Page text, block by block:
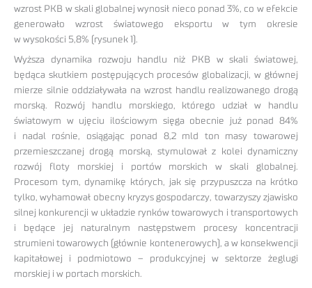
wzrost PKB w skali globalnej wynosił nieco ponad 3%, co w efekcie
generowało wzrost światowego eksportu w tym okresie
w wysokości 5,8% (rysunek 1).
Wyższa dynamika rozwoju handlu niż PKB w skali światowej,
będąca skutkiem postępujących procesów globalizacji, w głównej
mierze silnie oddziaływała na wzrost handlu realizowanego drogą
morską. Rozwój handlu morskiego, którego udział w handlu
światowym w ujęciu ilościowym sięga obecnie już ponad 84%
i nadal rośnie, osiągając ponad 8,2 mld ton masy towarowej
przemieszczanej drogą morską, stymulował z kolei dynamiczny
rozwój floty morskiej i portów morskich w skali globalnej.
Procesom tym, dynamikę których, jak się przypuszcza na krótko
tylko, wyhamował obecny kryzys gospodarczy, towarzyszy zjawisko
silnej konkurencji w układzie rynków towarowych i transportowych
i będące jej naturalnym następstwem procesy koncentracji
strumieni towarowych (głównie kontenerowych), a w konsekwencji
kapitałowej i podmiotowo – produkcyjnej w sektorze żeglugi
morskiej i w portach morskich.